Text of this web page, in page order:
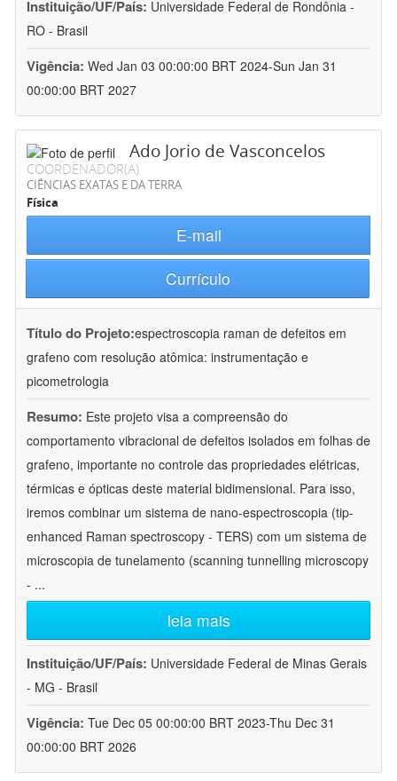
Instituição/UF/País: Universidade Federal de Rondônia -
RO - Brasil
Vigência: Wed Jan 03 00:00:00 BRT 2024-Sun Jan 31
00:00:00 BRT 2027
Ado Jorio de Vasconcelos
COORDENADOR(A)
CIÊNCIAS EXATAS E DA TERRA
Física
E-mail
Currículo
Título do Projeto:espectroscopia raman de defeitos em
grafeno com resolução atômica: instrumentação e
picometrologia
Resumo: Este projeto visa a compreensão do
comportamento vibracional de defeitos isolados em folhas de
grafeno, importante no controle das propriedades elétricas,
térmicas e ópticas deste material bidimensional. Para isso,
iremos combinar um sistema de nano-espectroscopia (tip-
enhanced Raman spectroscopy - TERS) com um sistema de
microscopia de tunelamento (scanning tunnelling microscopy
- ...
leia mais
Instituição/UF/País: Universidade Federal de Minas Gerais
- MG - Brasil
Vigência: Tue Dec 05 00:00:00 BRT 2023-Thu Dec 31
00:00:00 BRT 2026